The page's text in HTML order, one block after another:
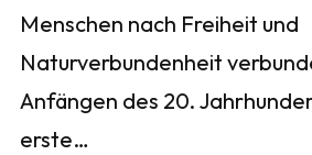
Menschen nach Freiheit und
Naturverbundenheit
Anfängen des 20.
erste…